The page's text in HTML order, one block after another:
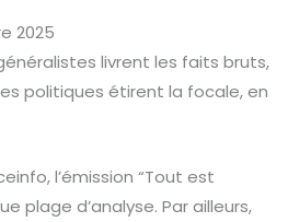
2025
livrent les faits bruts,
politiques étirent la focale, en
l’émission “Tout est
plage d’analyse. Par ailleurs,